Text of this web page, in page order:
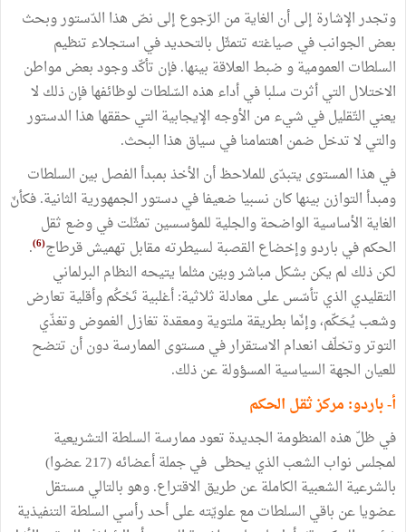
وتجدر الإشارة إلى أن الغاية من الرّجوع إلى نصّ هذا الدّستور وبحث
بعض الجوانب في صياغته تتمثّل بالتحديد في استجلاء تنظيم
السلطات العمومية و ضبط العلاقة بينها. فإن تأكّد وجود بعض ‏مواطن
الاختلال التي أثرت سلبا في أداء هذه السّلطات لوظائفها فإن ذلك لا
يعني التّقليل في شيء من الأوجه الإيجابية التي حققها هذا الدستور
والتي لا تدخل ضمن اهتمامنا في سياق هذا البحث.
في هذا المستوى يتبدّى للملاحظ أن الأخذ بمبدأ الفصل بين السلطات
ومبدأ التوازن بينها كان نسبيا ضعيفا في دستور الجمهورية الثانية. ‏فكأنّ
الغاية الأساسية الواضحة والجلية للمؤسسين تمثّلت في وضع ثقل
الحكم في باردو وإخضاع القصبة لسيطرته مقابل تهميش قرطاج(6)
.
لكن ذلك لم يكن بشكل مباشر وبيّن مثلما يتيحه النظام البرلماني
التقليدي الذي تأسّس على معادلة ثلاثية: أغلبية تَحْكُم وأقلية تعارض
وشعب يُحَكّم، وإنّما بطريقة ملتوية ومعقدة تغازل الغموض وتغذّي
التوتر و‏تخلّف انعدام الاستقرار في مستوى الممارسة دون أن تتضح
للعيان الجهة السياسية المسؤولة عن ذلك.
أ- باردو: مركز ثقل الحكم
في ظلّ هذه المنظومة الجديدة تعود ممارسة السلطة التشريعية
لمجلس نواب الشعب الذي يحظى في جملة أعضائه (217 عضوا)
بالشرعية الشعبية الكاملة عن طريق الاقتراع. وهو بالتالي مستقل
عضويا عن باقي السلطات مع علويّته على أحد رأسي السلطة التنفيذية